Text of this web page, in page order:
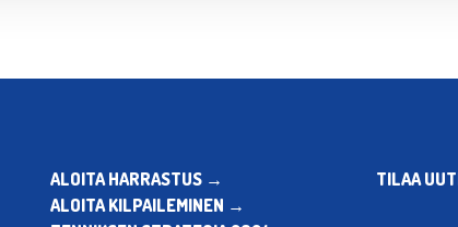
ALOITA HARRASTUS →
ALOITA KILPAILEMINEN →
TILAA